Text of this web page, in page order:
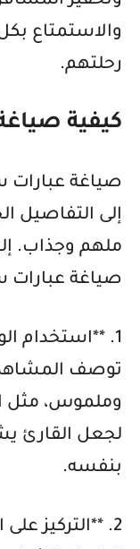
والاستمتاع
رحلتهم.
كيفية
صياغة عبارات
إلى التفاصيل
ملهم وجذاب.
صياغة عبارات
1. **استخدام
توصف
وملموس، مثل
لجعل القارئ
بنفسه.
2. **التركيز